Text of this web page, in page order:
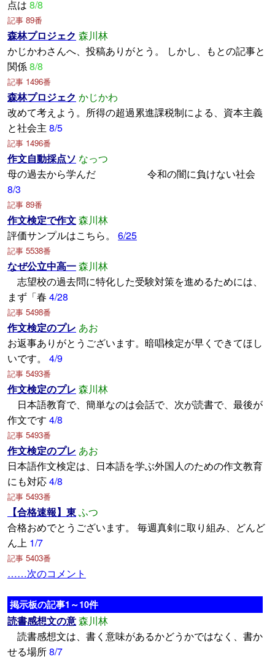
点は 8/8
記事 89番
森林プロジェク 森川林
かじかわさんへ、投稿ありがとう。 しかし、もとの記事と
関係8/8
記事 1496番
森林プロジェク かじかわ
改めて考えよう。所得の超過累進課税制による、資本主義
と社会主 8/5
記事 1496番
作文自動採点ソ なっつ
母の過去から学んだ 令和の闇に負けない社会
8/3
記事 89番
作文検定で作文森川林
評価サンプルはこちら。 6/25
記事 5538番
なぜ公立中高一森川林
志望校の過去問に特化した受験対策を進めるためには、
まず「春 4/28
記事 5498番
作文検定のプレ あお
お返事ありがとうございます。暗唱検定が早くできてほし
いです。
4/9
記事 5493番
作文検定のプレ 森川林
日本語教育で、簡単なのは会話で、次が読書で、最後が
作文です 4/8
記事 5493番
作文検定のプレ あお
日本語作文検定は、日本語を学ぶ外国人のための作文教育
にも対応4/8
記事 5493番
【合格速報】東ふつ
合格おめでとうございます。 毎週真剣に取り組み、どんど
ん上 1/7
記事 5403番
……次のコメント
掲示板の記事1～10件
読書感想文の意森川林
読書感想文は、書く意味があるかどうかではなく、書か
せる場所8/7